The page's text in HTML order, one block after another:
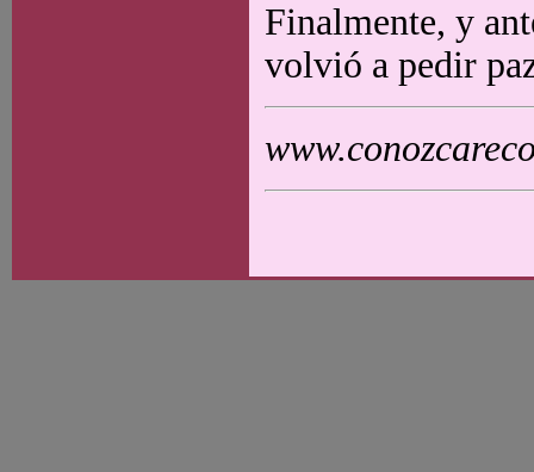
Finalmente, y
volvió a pedir